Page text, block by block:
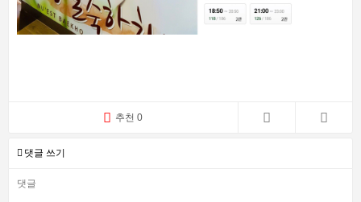
추천 0
댓글 쓰기